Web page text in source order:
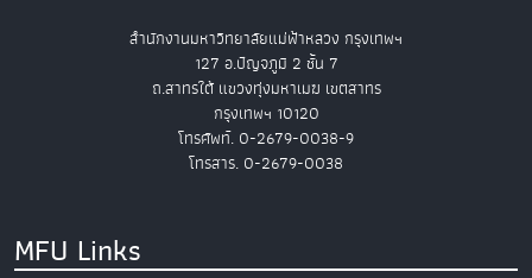
สำนักงานมหาวิทยาลัยแม่ฟ้าหลวง กรุงเทพฯ
127 อ.ปัญจภูมิ 2 ชั้น 7
ถ.สาทรใต้ แขวงทุ่งมหาเมฆ เขตสาทร
กรุงเทพฯ 10120
โทรศัพท์. 0-2679-0038-9
โทรสาร. 0-2679-0038
MFU Links